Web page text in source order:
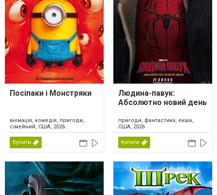
Посіпаки і Монстряки
анімація, комедія, пригоди,
сімейний, США, 2026
Купити
Людина-павук:
Абсолютно новий день
пригоди, фантастика, екшн,
США, 2026
Купити